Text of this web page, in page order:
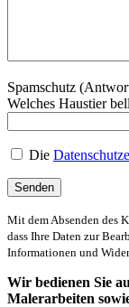
Spamschutz
Welches Haustier
Die
Mit dem Absenden des
dass Ihre Daten zur
Informationen und
Wir bedienen Sie
Malerarbeiten